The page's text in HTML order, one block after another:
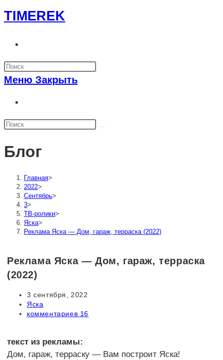
Перейти
к
TIMEREK
по
веб-
Меню Закрыть
по
сайту
Блог
Главная>
2022>
Сентябрь>
3>
ТВ-ролики>
Яска>
Реклама Яска — Дом, гараж, терраска (2022)
Реклама Яска — Дом, гараж, терраска
(2022)
Запись
опубликована:
3 сентября, 2022
Рубрика
записи:
Яска
Комментарии
комментариев 16
текст из рекламы:
Дом, гараж, терраску — Вам построит Яска!